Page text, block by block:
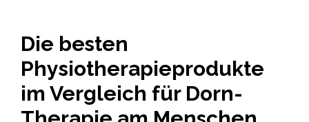
Die besten
Physiotherapieprodukte
im Vergleich für Dorn-